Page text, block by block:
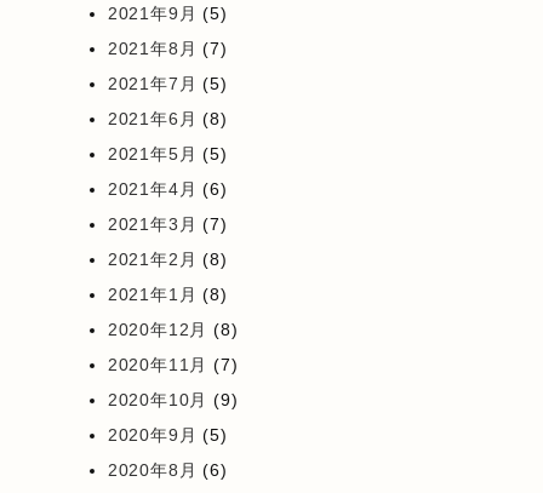
2021年9月 (5)
2021年8月 (7)
2021年7月 (5)
2021年6月 (8)
2021年5月 (5)
2021年4月 (6)
2021年3月 (7)
2021年2月 (8)
2021年1月 (8)
2020年12月 (8)
2020年11月 (7)
2020年10月 (9)
2020年9月 (5)
2020年8月 (6)